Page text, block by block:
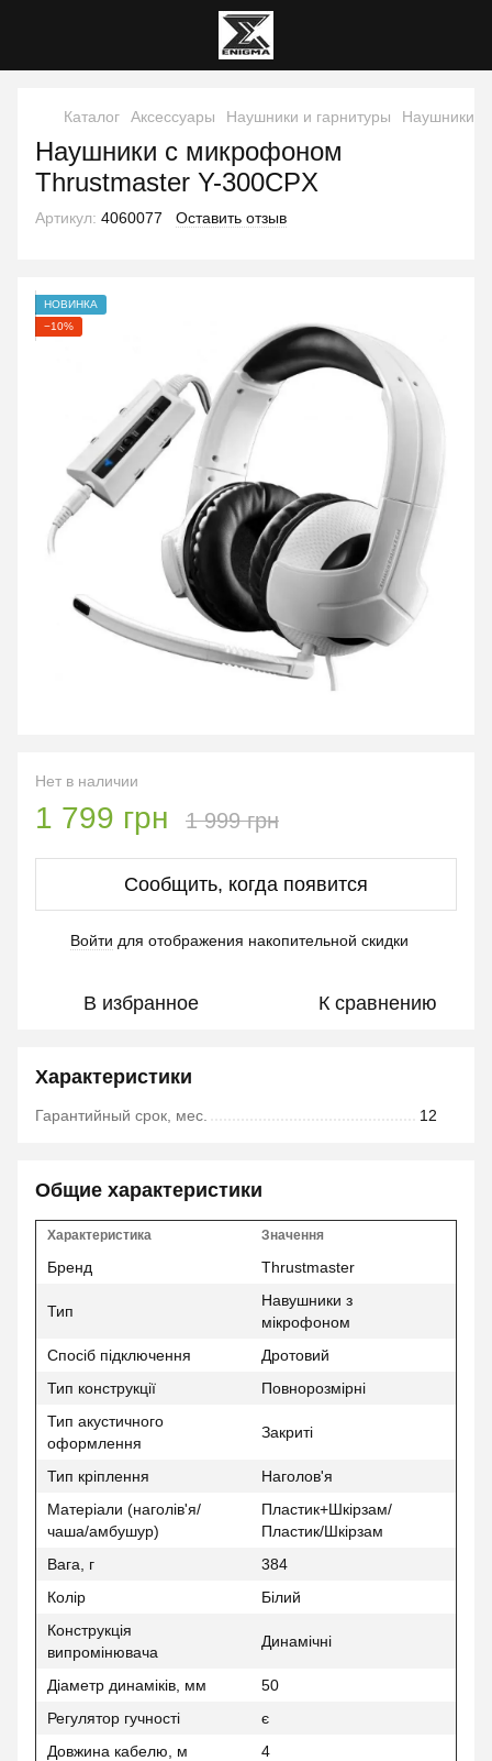
Каталог Аксессуары Наушники и гарнитуры Наушники и
Наушники с микрофоном
Thrustmaster Y-300CPX
Артикул: 4060077 Оставить отзыв
НОВИНКА
−10%
Нет в наличии
1 799 грн 1 999 грн
Сообщить, когда появится
Войти для отображения накопительной скидки
В избранное К сравнению
Характеристики
Гарантийный срок, мес. 12
Общие характеристики
Характеристика Значення
Бренд Thrustmaster
Тип
Навушники з
мікрофоном
Спосіб підключення
Дротовий
Тип конструкції
Повнорозмірні
Тип акустичного
оформлення
Закриті
Тип кріплення
Наголов'я
Матеріали (наголів'я/
чаша/амбушур)
Пластик+Шкірзам/
Пластик/Шкірзам
Вага, г
384
Колір
Білий
Конструкція
випромінювача
Динамічні
Діаметр динаміків, мм
50
Регулятор гучності
є
Довжина кабелю, м
4